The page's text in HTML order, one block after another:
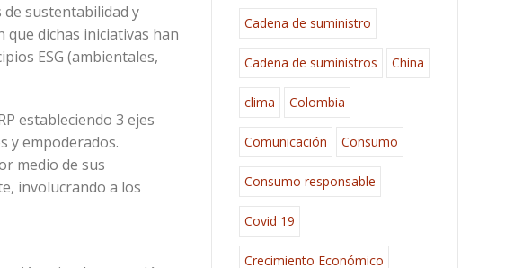
de sustentabilidad y
que dichas iniciativas han
ESG (ambientales,
estableciendo 3 ejes
y empoderados.
medio de sus
involucrando a los
Cadena de suministro
Cadena de suministros China
clima Colombia
Comunicación Consumo
Consumo responsable
Covid 19
Crecimiento Económico